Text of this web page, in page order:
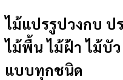
Skip
content
ไม้แปรรูปวงกบ ป
ไม้พื้น ไม้ฝ้า ไม้บั
แบบทุกชนิด